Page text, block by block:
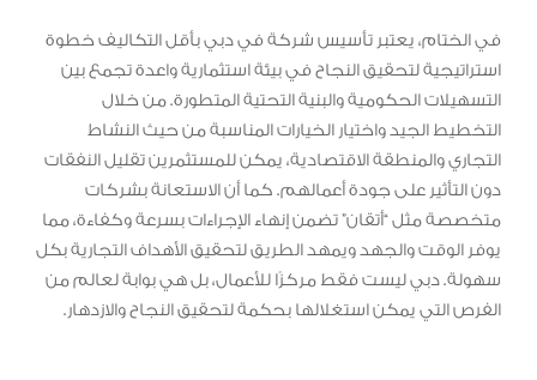
في الختام، يعتبر تأسيس شركة في دبي بأقل التكاليف خطوة
استراتيجية لتحقيق النجاح في بيئة استثمارية واعدة تجمع بين
التسهيلات الحكومية والبنية التحتية المتطورة. من خلال
التخطيط الجيد واختيار الخيارات المناسبة من حيث النشاط
التجاري والمنطقة الاقتصادية، يمكن للمستثمرين تقليل النفقات
دون التأثير على جودة أعمالهم. كما أن الاستعانة بشركات
متخصصة مثل “أتقان” تضمن إنهاء الإجراءات بسرعة وكفاءة، مما
يوفر الوقت والجهد ويمهد الطريق لتحقيق الأهداف التجارية بكل
سهولة. دبي ليست فقط مركزًا للأعمال، بل هي بوابة لعالم من
الفرص التي يمكن استغلالها بحكمة لتحقيق النجاح والازدهار.